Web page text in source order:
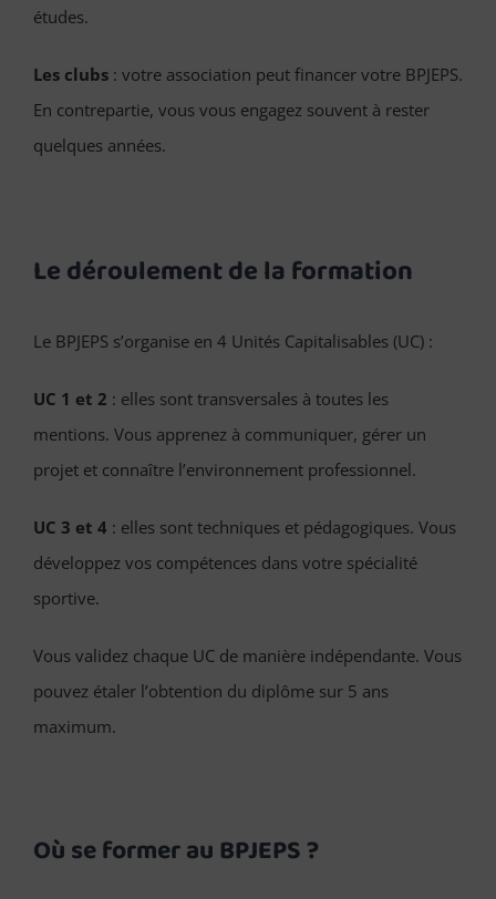
études.
Les clubs : votre association peut financer votre BPJEPS.
En contrepartie, vous vous engagez souvent à rester
quelques années.
Le déroulement de la formation
Le BPJEPS s’organise en 4 Unités Capitalisables (UC) :
UC 1 et 2 : elles sont transversales à toutes les
mentions. Vous apprenez à communiquer, gérer un
projet et connaître l’environnement professionnel.
UC 3 et 4 : elles sont techniques et pédagogiques. Vous
développez vos compétences dans votre spécialité
sportive.
Vous validez chaque UC de manière indépendante. Vous
pouvez étaler l’obtention du diplôme sur 5 ans
maximum.
Où se former au BPJEPS ?